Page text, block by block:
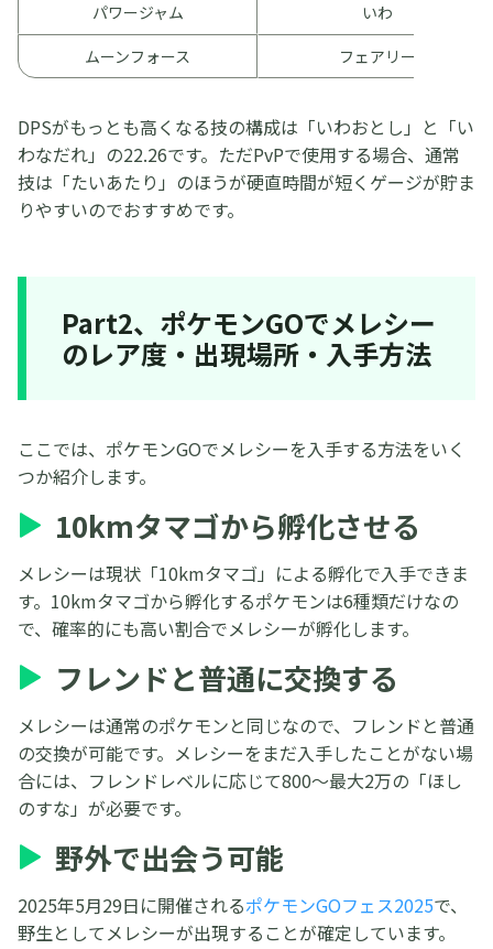
パワージャム
いわ
ムーンフォース
フェアリー
DPSがもっとも高くなる技の構成は「いわおとし」と「い
わなだれ」の22.26です。ただPvPで使用する場合、通常
技は「たいあたり」のほうが硬直時間が短くゲージが貯ま
りやすいのでおすすめです。
Part2、ポケモンGOでメレシー
のレア度・出現場所・入手方法
ここでは、ポケモンGOでメレシーを入手する方法をいく
つか紹介します。
10kmタマゴから孵化させる
メレシーは現状「10kmタマゴ」による孵化で入手できま
す。10kmタマゴから孵化するポケモンは6種類だけなの
で、確率的にも高い割合でメレシーが孵化します。
フレンドと普通に交換する
メレシーは通常のポケモンと同じなので、フレンドと普通
の交換が可能です。メレシーをまだ入手したことがない場
合には、フレンドレベルに応じて800〜最大2万の「ほし
のすな」が必要です。
野外で出会う可能
2025年5月29日に開催されるポケモンGOフェス2025で、
野生としてメレシーが出現することが確定しています。